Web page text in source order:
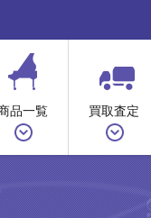
品一覧 買取査定